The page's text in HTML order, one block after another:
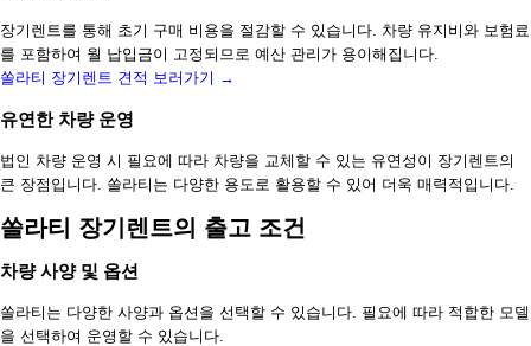
장기렌트를 통해 초기 구매 비용을 절감할 수 있습니다. 차량 유지비와 보험료
를 포함하여 월 납입금이 고정되므로 예산 관리가 용이해집니다.
쏠라티 장기렌트 견적 보러가기 →
유연한 차량 운영
법인 차량 운영 시 필요에 따라 차량을 교체할 수 있는 유연성이 장기렌트의
큰 장점입니다. 쏠라티는 다양한 용도로 활용할 수 있어 더욱 매력적입니다.
쏠라티 장기렌트의 출고 조건
차량 사양 및 옵션
쏠라티는 다양한 사양과 옵션을 선택할 수 있습니다. 필요에 따라 적합한 모델
을 선택하여 운영할 수 있습니다.